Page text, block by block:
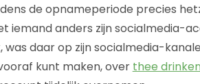
de opnameperiode precies
iemand anders zijn socialmedia-
daar op zijn socialmedia-
kunt maken, over thee drinken